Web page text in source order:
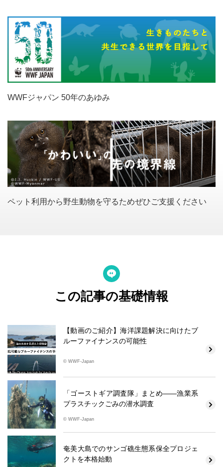
WWFジャパン 50年のあゆみ
ペット利用から野生動物を守るためぜひご支援ください
この記事の基礎情報
【動画のご紹介】海洋課題解決に向けたブ
ルーファイナンスの可能性
© WWF-Japan
「ゴーストギア調査隊」まとめ――漁業系
プラスチックごみの潜水調査
© WWF-Japan
奄美大島でのサンゴ礁生態系保全プロジェ
クトを本格始動